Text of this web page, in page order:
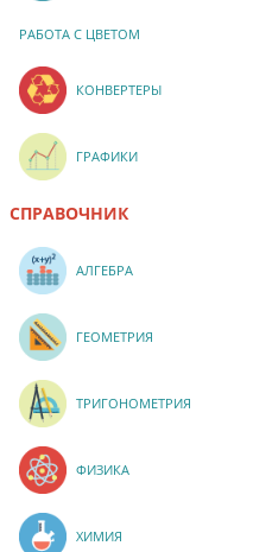
РАБОТА С ЦВЕТОМ
КОНВЕРТЕРЫ
ГРАФИКИ
СПРАВОЧНИК
АЛГЕБРА
ГЕОМЕТРИЯ
ТРИГОНОМЕТРИЯ
ФИЗИКА
ХИМИЯ